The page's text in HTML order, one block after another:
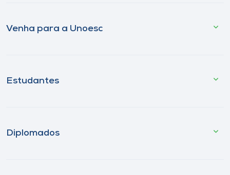
Venha para a Unoesc
Estudantes
Diplomados